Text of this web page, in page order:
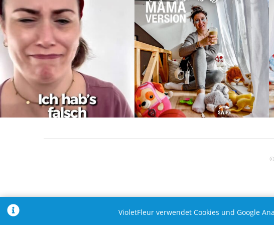
VioletFleur verwendet Cookies und Google